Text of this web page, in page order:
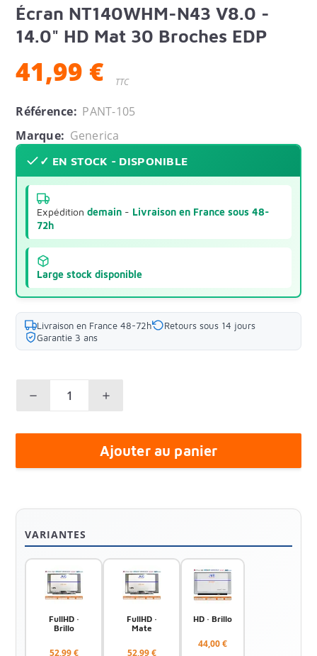
Écran NT140WHM-N43 V8.0 -
14.0" HD Mat 30 Broches EDP
41,99 € TTC
Référence: PANT-105
Marque: Generica
✓ EN STOCK - DISPONIBLE
Expéditiondemain - Livraison en France sous 48-
72h
Large stock disponible
Livraison en France 48-72h
Retours sous 14 jours
Garantie 3 ans
Ajouter au panier
VARIANTES
FullHD ·
Brillo
52,99 €
FullHD ·
Mate
52,99 €
HD · Brillo
44,00 €